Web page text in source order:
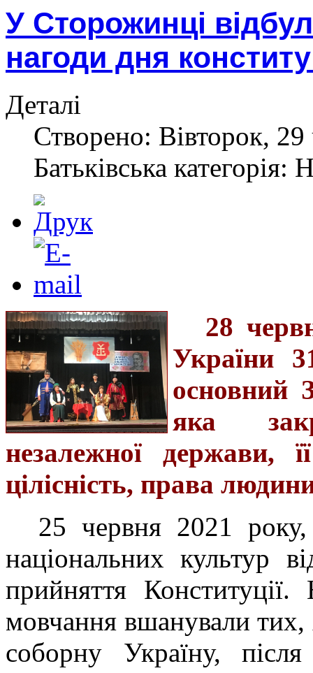
У Сторожинці
нагоди дня
Деталі
Створено: Вівторок,
Батьківська категорія:
28
України
основний
яка
незалежної держави,
цілісність, права
25 червня 2021
національних культур
прийняття
мовчання вшанували тих,
соборну Україну,